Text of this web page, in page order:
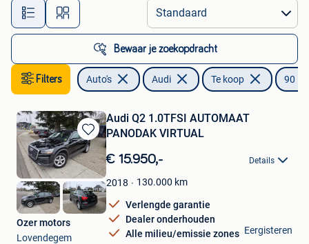
Alle afstanden…
Bewaar je zoekopdracht
Filters Auto's Audi Te koop 90
Bewaren
in
Mijn
Favorieten
Audi Q2 1.0TFSI AUTOMAAT
PANODAK VIRTUAL
€ 15.950,- Details
2018 130.000 km
Verlengde garantie
Dealer onderhouden
Alle milieu/emissie zones
Ozer motors
Lovendegem
Eergisteren